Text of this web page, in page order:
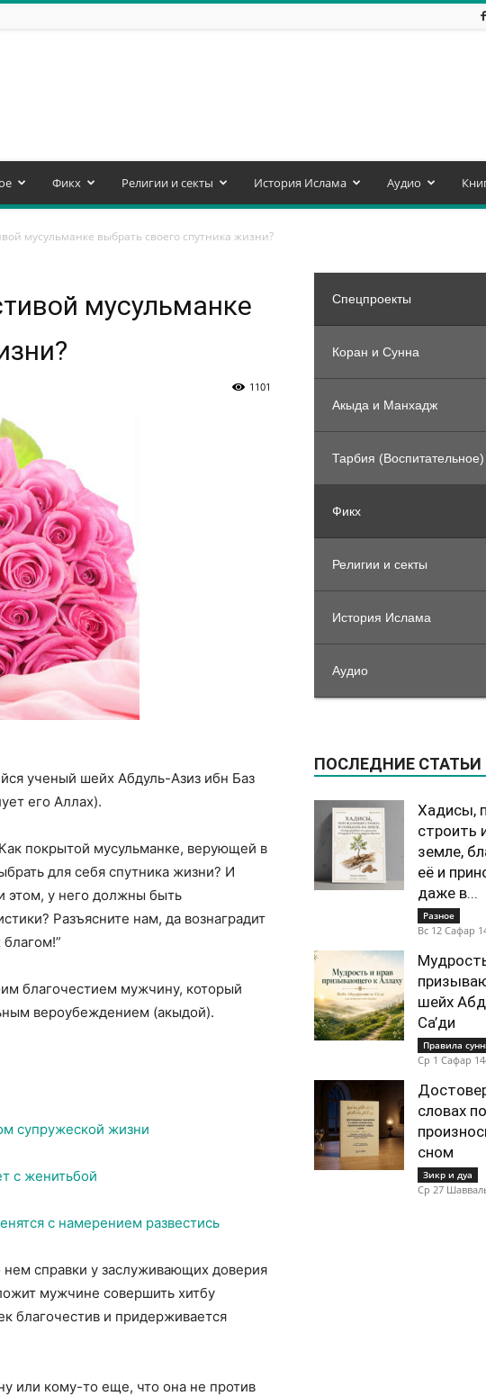
Фикх Религии и секты История Ислама Аудио
мусульманке выбрать своего спутника жизни?
мусульманке
1101
ученый шейх Абдуль-Азиз ибн Баз
его Аллах).
покрытой мусульманке, верующей в
для себя спутника жизни? И
этом, у него должны быть
Разъясните нам, да вознаградит
благом!”
благочестием мужчину, который
вероубеждением (акыдой).
супружеской жизни
с женитьбой
с намерением развестись
нем справки у заслуживающих доверия
мужчине совершить хитбу
благочестив и придерживается
или кому-то еще, что она не против
Спецпроекты
Коран и Сунна
Акыда и Манхадж
Тарбия (Воспитательное)
Фикх
Религии и секты
История Ислама
Аудио
ПОСЛЕДНИЕ СТАТЬИ
Хадисы,
строить
земле,
её и
даже в...
Разное
Вс 12 Сафар
шейх
Са’ди
Правила
Ср 1 Сафар
словах
сном
Зикр и дуа
Ср 27